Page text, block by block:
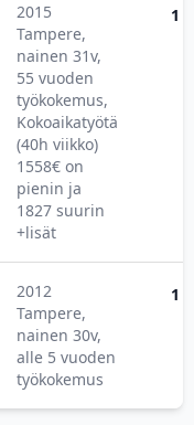
2015
Tampere,
nainen 31v,
55 vuoden
työkokemus,
Kokoaikatyötä
(40h viikko)
1558€ on
pienin ja
1827 suurin
+lisät
1
2012
Tampere,
nainen 30v,
alle 5 vuoden
työkokemus
1